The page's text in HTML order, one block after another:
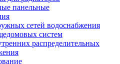
панельные
сетей водоснабжения
систем
распределительных